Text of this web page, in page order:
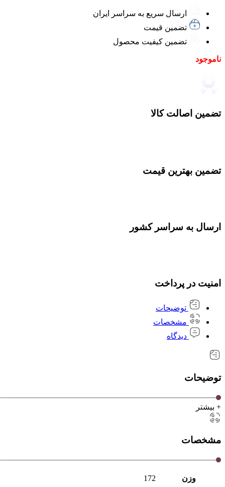
ارسال سریع به سراسر ایران
تضمین قیمت
تضمین کیفیت محصول
ناموجود
تضمین اصالت کالا
تضمین بهترین قیمت
ارسال به سراسر کشور
امنیت در پرداخت
توضیحات
مشخصات
دیدگاه
توضیحات
+ بیشتر
مشخصات
وزن 172